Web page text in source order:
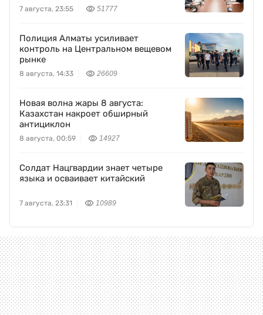
7 августа, 23:55 51777
Полиция Алматы усиливает
контроль на Центральном вещевом
рынке
8 августа, 14:33 26609
Новая волна жары 8 августа:
Казахстан накроет обширный
антициклон
8 августа, 00:59 14927
Солдат Нацгвардии знает четыре
языка и осваивает китайский
7 августа, 23:31 10989